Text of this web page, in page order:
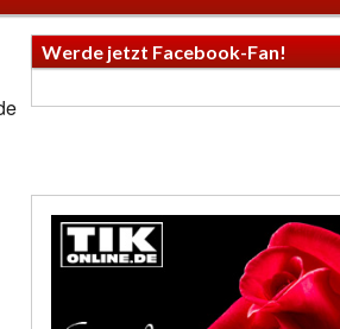
Werde jetzt Facebook-Fan!